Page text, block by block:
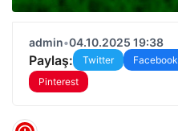
admin•04.10.2025 19:38
Paylaş: Twitter Facebook
Pinterest